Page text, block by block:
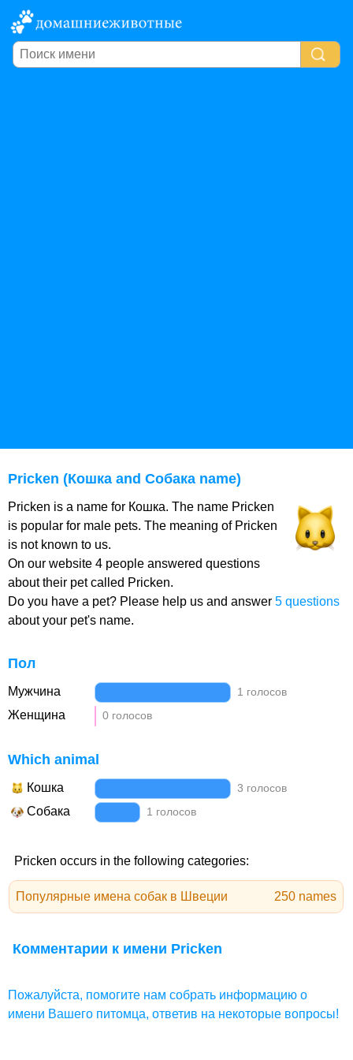
Pricken (Кошка and Собака name)
Pricken is a name for Кошка. The name Pricken
is popular for male pets. The meaning of Pricken
is not known to us.
On our website 4 people answered questions
about their pet called Pricken.
Do you have a pet? Please help us and answer 5 questions
about your pet's name.
Пол
Мужчина 1 голосов
Женщина 0 голосов
Which animal
Кошка 3 голосов
Собака 1 голосов
Pricken occurs in the following categories:
Популярные имена собак в Швеции 250 names
Комментарии к имени Pricken
Пожалуйста, помогите нам собрать информацию о
имени Вашего питомца, ответив на некоторые вопросы!